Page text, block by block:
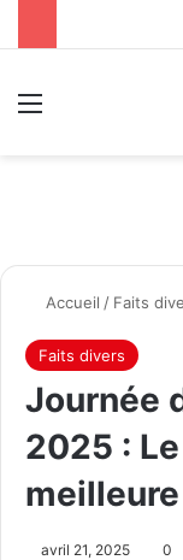
Accueil / Faits
Faits divers
Journée
2025 :
meilleure
avril 21, 2025 0